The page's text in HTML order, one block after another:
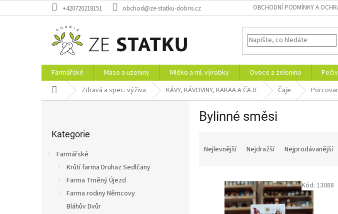
na
+420720218151 obchod@ze-statku-dobris.cz OBCHODNÍ PODMÍNKY A
Farmářské Maso a uzeniny Mléko a ml. výrobky Ovoce a zelenina
Domů Zdravá a spec. výživa KÁVY, KÁVOVINY, KAKAA A ČAJE Čaje
kategorie
Kategorie
Farmářské
Krůtí farma Druhaz Sedlčany
Farma Trněný Újezd
Farma rodiny Němcovy
Bláhův Dvůr
Bylinné směsi
Nejlevnější Nejdražší Nejprodávanější
Kód: 13088